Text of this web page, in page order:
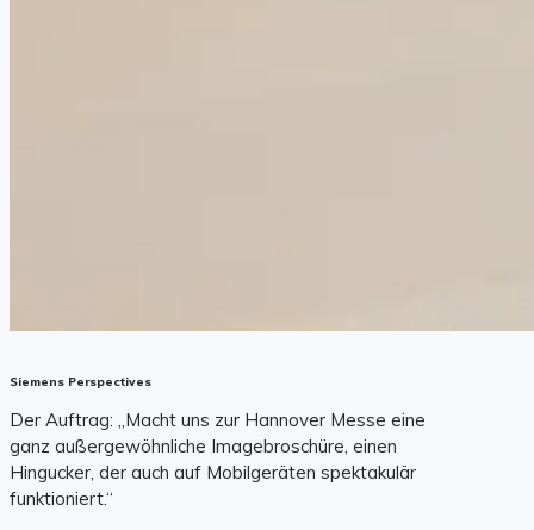
Siemens Perspectives
Der Auftrag: „Macht uns zur Hannover Messe eine
ganz außergewöhnliche Imagebroschüre, einen
Hingucker, der auch auf Mobilgeräten spektakulär
funktioniert.“